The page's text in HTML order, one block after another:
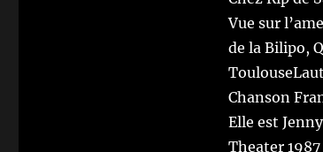
Vue sur
de la Bilipo,
Chanson
Elle est
Theater 1987